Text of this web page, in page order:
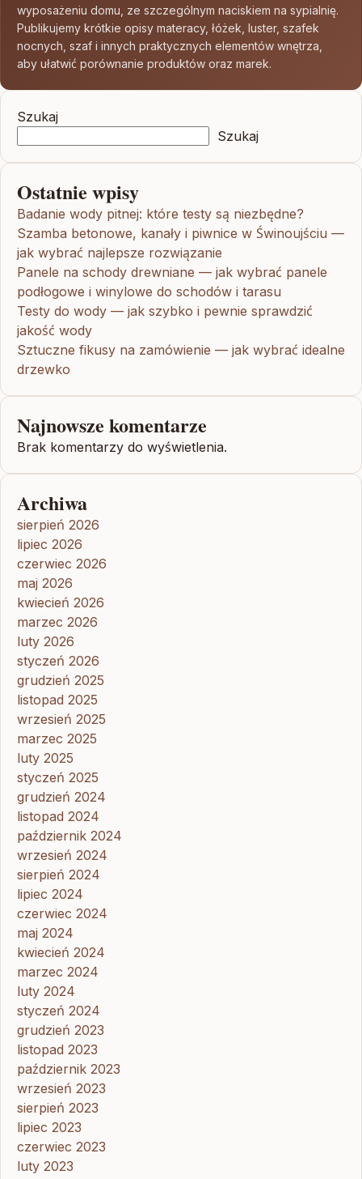
wyposażeniu domu, ze szczególnym naciskiem na sypialnię.
Publikujemy krótkie opisy materacy, łóżek, luster, szafek
nocnych, szaf i innych praktycznych elementów wnętrza,
aby ułatwić porównanie produktów oraz marek.
Szukaj
Szukaj
Ostatnie wpisy
Badanie wody pitnej: które testy są niezbędne?
Szamba betonowe, kanały i piwnice w Świnoujściu —
jak wybrać najlepsze rozwiązanie
Panele na schody drewniane — jak wybrać panele
podłogowe i winylowe do schodów i tarasu
Testy do wody — jak szybko i pewnie sprawdzić
jakość wody
Sztuczne fikusy na zamówienie — jak wybrać idealne
drzewko
Najnowsze komentarze
Brak komentarzy do wyświetlenia.
Archiwa
sierpień 2026
lipiec 2026
czerwiec 2026
maj 2026
kwiecień 2026
marzec 2026
luty 2026
styczeń 2026
grudzień 2025
listopad 2025
wrzesień 2025
marzec 2025
luty 2025
styczeń 2025
grudzień 2024
listopad 2024
październik 2024
wrzesień 2024
sierpień 2024
lipiec 2024
czerwiec 2024
maj 2024
kwiecień 2024
marzec 2024
luty 2024
styczeń 2024
grudzień 2023
listopad 2023
październik 2023
wrzesień 2023
sierpień 2023
lipiec 2023
czerwiec 2023
luty 2023